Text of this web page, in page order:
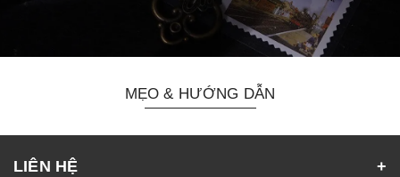
MẸO & HƯỚNG DẪN
LIÊN HỆ